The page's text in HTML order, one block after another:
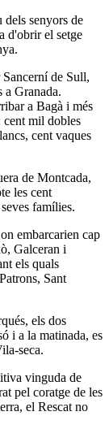
senyors de
d'obrir el setge
de Sull,
a Granada.
a Bagà i més
cent mil dobles
cent vaques
de Montcada,
les cent
famílies.
embarcarien cap
Galceran i
els quals
Sant
els dos
i a la matinada, es
seca.
vinguda de
pel coratge de les
el Rescat no